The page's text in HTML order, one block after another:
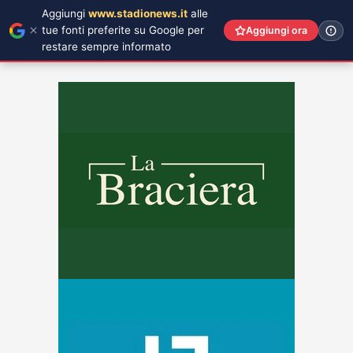
Aggiungi www.stadionews.it alle
tue fonti preferite su Google per
restare sempre informato
Aggiungi ora